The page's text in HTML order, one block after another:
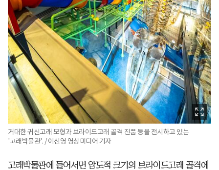
거대한 귀신고래 모형과 브라이드고래 골격 진품 등을 전시하고 있는
'고래박물관'. / 이신영 영상미디어 기자
고래박물관에 들어서면 압도적 크기의 브라이드고래 골격에